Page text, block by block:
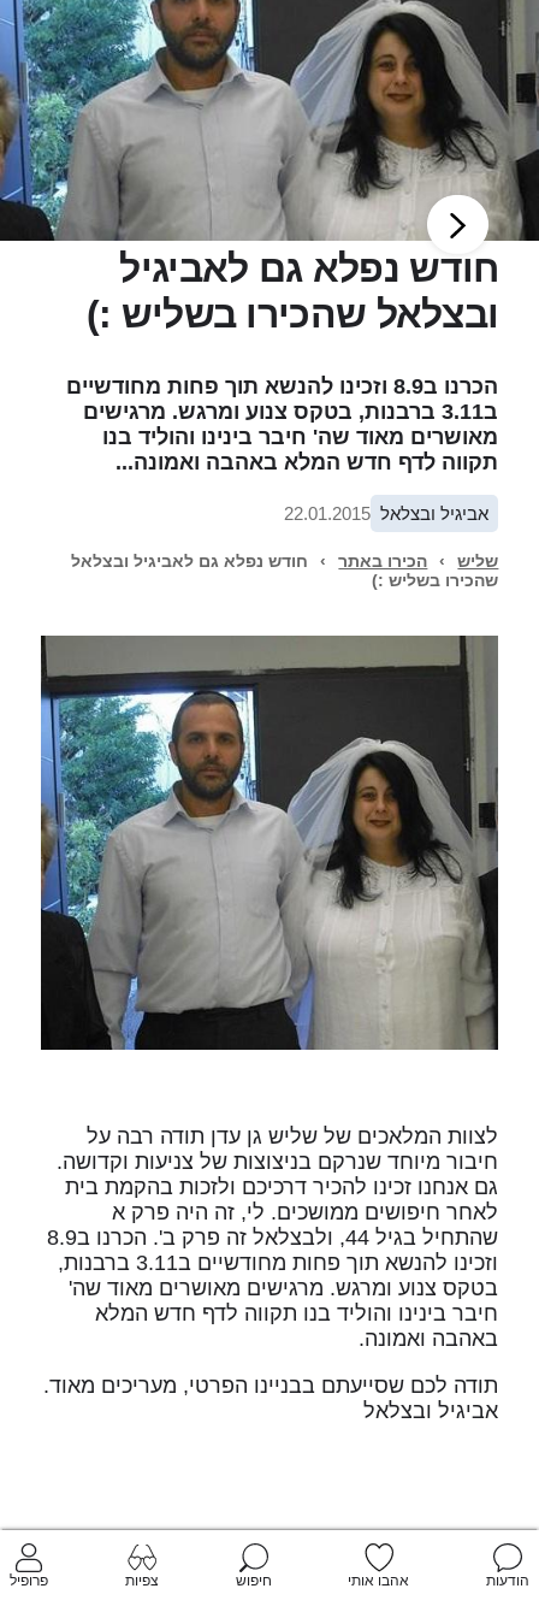
הודעות אהבו אותי חיפוש צפיות פרופיל
חודש נפלא גם לאביגיל
ובצלאל שהכירו בשליש :)
הכרנו ב8.9 וזכינו להנשא תוך פחות מחודשיים
ב3.11 ברבנות, בטקס צנוע ומרגש. מרגישים
מאושרים מאוד שה' חיבר בינינו והוליד בנו
תקווה לדף חדש המלא באהבה ואמונה...
אביגיל ובצלאל 22.01.2015
שליש › הכירו באתר ›
חודש נפלא גם לאביגיל ובצלאל
שהכירו בשליש :)
לצוות המלאכים של שליש גן עדן תודה רבה על
חיבור מיוחד שנרקם בניצוצות של צניעות וקדושה.
גם אנחנו זכינו להכיר דרכיכם ולזכות בהקמת בית
לאחר חיפושים ממושכים. לי, זה היה פרק א
שהתחיל בגיל 44, ולבצלאל זה פרק ב'. הכרנו ב8.9
וזכינו להנשא תוך פחות מחודשיים ב3.11 ברבנות,
בטקס צנוע ומרגש. מרגישים מאושרים מאוד שה'
חיבר בינינו והוליד בנו תקווה לדף חדש המלא
באהבה ואמונה.
תודה לכם שסייעתם בבניינו הפרטי, מעריכים מאוד.
אביגיל ובצלאל